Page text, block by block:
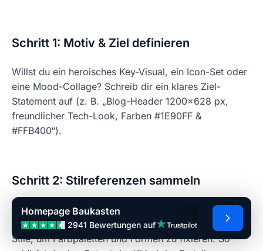
Schritt 1: Motiv & Ziel definieren
Willst du ein heroisches Key-Visual, ein Icon-Set oder
eine Mood-Collage? Schreib dir ein klares Ziel-
Statement auf (z. B. „Blog-Header 1200×628 px,
freundlicher Tech-Look, Farben #1E90FF &
#FFB400“).
Schritt 2: Stilreferenzen sammeln
Lade nach Möglichkeit Referenzbilder hoch oder
nutze beispielsweise wie bei Freepik eigens erstellte
Stile, um Farbpaletten und Formen zu fixieren. So
Homepage Baukasten
2941 Bewertungen auf